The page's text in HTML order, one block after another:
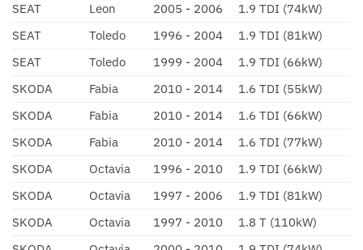
SEAT
Leon 2005 - 2006
1.9 TDI (74kW)
SEAT
Toledo 1996 - 2004
1.9 TDI (81kW)
SEAT
Toledo 1999 - 2004
1.9 TDI (66kW)
SKODA
Fabia 2010 - 2014
1.6 TDI (55kW)
SKODA
Fabia 2010 - 2014
1.6 TDI (66kW)
SKODA
Fabia 2010 - 2014
1.6 TDI (77kW)
SKODA
Octavia 1996 - 2010
1.9 TDI (66kW)
SKODA
Octavia 1997 - 2006
1.9 TDI (81kW)
SKODA
Octavia 1997 - 2010
1.8 T (110kW)